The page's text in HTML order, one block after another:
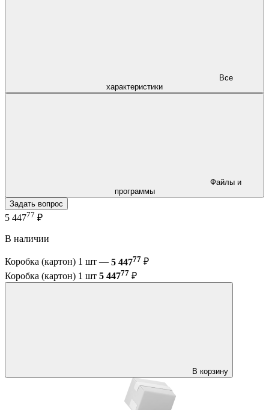
характеристики
программы
Задать вопрос
5 44777 ₽
В наличии
Коробка (картон) 1 шт — 5 44777 ₽
Коробка (картон) 1 шт 5 44777 ₽
В корзину